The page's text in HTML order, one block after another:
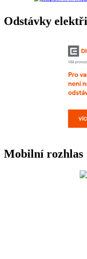
Odstávky
Mobilní rozhlas